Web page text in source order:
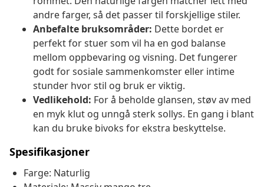
andre farger, så det passer til forskjellige stiler.
Anbefalte bruksområder: Dette bordet er
perfekt for stuer som vil ha en god balanse
mellom oppbevaring og visning. Det fungerer
godt for sosiale sammenkomster eller intime
stunder hvor stil og bruk er viktig.
Vedlikehold: For å beholde glansen, støv av med
en myk klut og unngå sterk sollys. En gang i blant
kan du bruke bivoks for ekstra beskyttelse.
Spesifikasjoner
Farge: Naturlig